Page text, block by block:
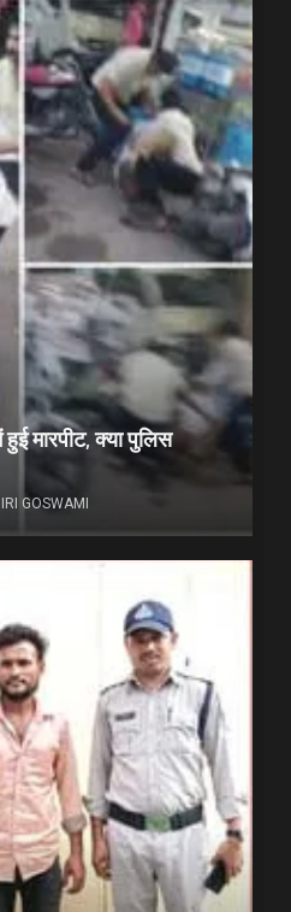
हुई मारपीट, क्या पुलिस
GOSWAMI